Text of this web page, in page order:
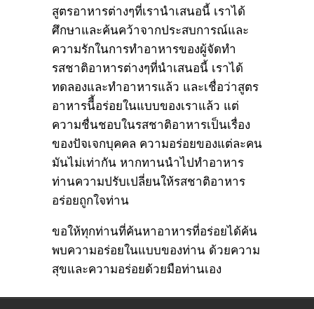
สูตรอาหารต่างๆที่เรานำเสนอนี้ เราได้
ศึกษาและค้นคว้าจากประสบการณ์และ
ความรักในการทำอาหารของผู้จัดทำ
รสชาติอาหารต่างๆที่นำเสนอนี้ เราได้
ทดลองและทำอาหารแล้ว และเชื่อว่าสูตร
อาหารนีี้อร่อยในแบบของเราแล้ว แต่
ความชื่นชอบในรสชาติอาหารเป็นเรื่อง
ของปัจเจกบุคคล ความอร่อยของแต่ละคน
มันไม่เท่ากัน หากทานนำไปทำอาหาร
ท่านความปรับเปลี่ยนให้รสชาติอาหาร
อร่อยถูกใจท่าน
ขอให้ทุกท่านที่ค้นหาอาหารที่อร่อยได้ค้น
พบความอร่อยในแบบของท่าน ด้วยความ
สุขและความอร่อยด้วยมือท่านเอง